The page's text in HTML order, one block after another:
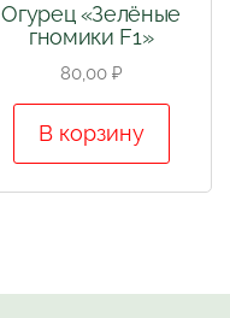
Огурец «Зелёные
гномики F1»
80,00 ₽
В корзину